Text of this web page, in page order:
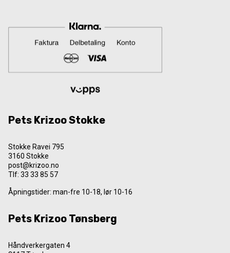
Pets Krizoo Stokke
Stokke Ravei 795
3160 Stokke
post@krizoo.no
Tlf: 33 33 85 57
Åpningstider: man-fre 10-18, lør 10-16
Pets Krizoo Tønsberg
Håndverkergaten 4